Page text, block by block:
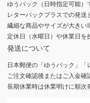
ゆうパック（日時指定可能）
レターパックプラスでの発
繊細な商品やサイズが大きい
定休日（水曜日）や休業日
発送について
日本郵便の「ゆうパック」
ご注文確認後またはご入金確
長期休業時は休業明けに順次